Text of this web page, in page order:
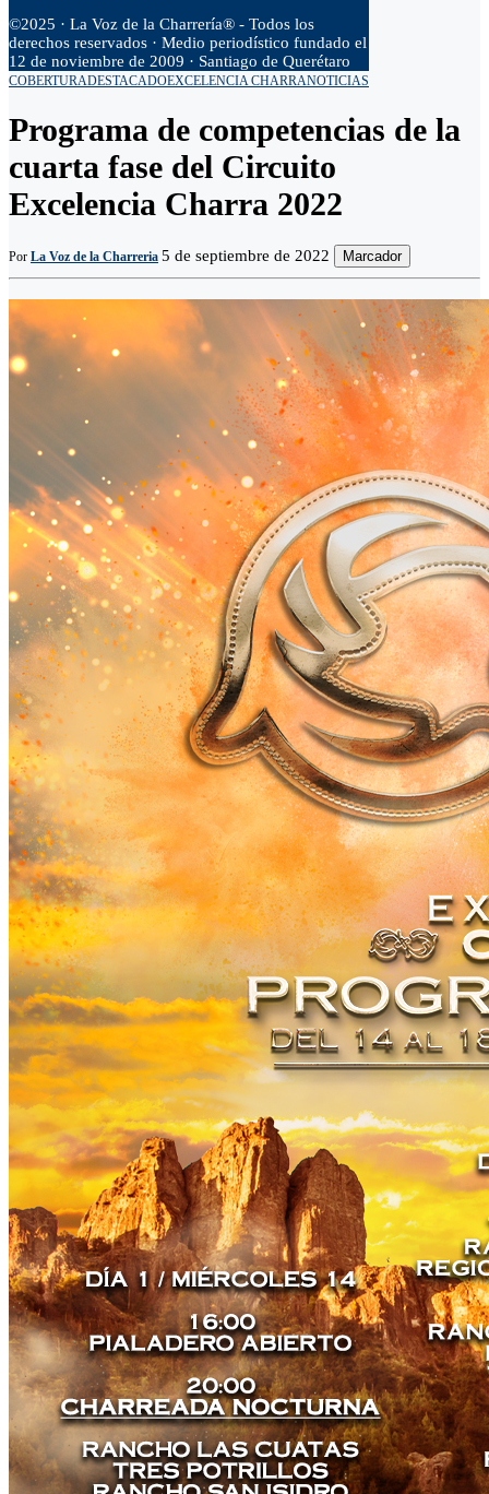
©2025 · La Voz de la Charrería® - Todos los
derechos reservados · Medio periodístico fundado el
12 de noviembre de 2009 · Santiago de Querétaro
COBERTURADESTACADOEXCELENCIA CHARRANOTICIAS
Programa de competencias de la
cuarta fase del Circuito
Excelencia Charra 2022
Por La Voz de la Charreria 5 de septiembre de 2022 Marcador